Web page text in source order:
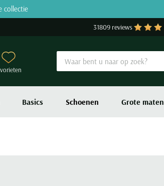
collectie
31809 reviews
Basics Schoenen Grote maten